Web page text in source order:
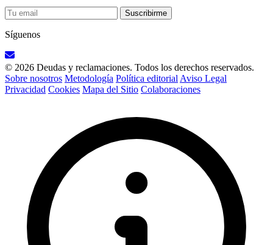
Suscribirme
Síguenos
© 2026 Deudas y reclamaciones. Todos los derechos reservados.
Sobre nosotros Metodología Política editorial Aviso Legal
Privacidad Cookies Mapa del Sitio Colaboraciones